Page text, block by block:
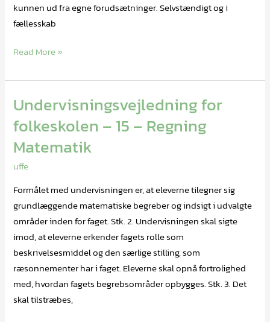
kunnen ud fra egne forudsætninger. Selvstændigt og i
fællesskab
Read More »
Undervisningsvejledning for
folkeskolen – 15 – Regning
Matematik
uffe
Formålet med undervisningen er, at eleverne tilegner sig
grundlæggende matematiske begreber og indsigt i udvalgte
områder inden for faget. Stk. 2. Undervisningen skal sigte
imod, at eleverne erkender fagets rolle som
beskrivelsesmiddel og den særlige stilling, som
ræsonnementer har i faget. Eleverne skal opnå fortrolighed
med, hvordan fagets begrebsområder opbygges. Stk. 3. Det
skal tilstræbes,
Undervisningsvejledning
folkeskolen
–
15
Regning
Matematik